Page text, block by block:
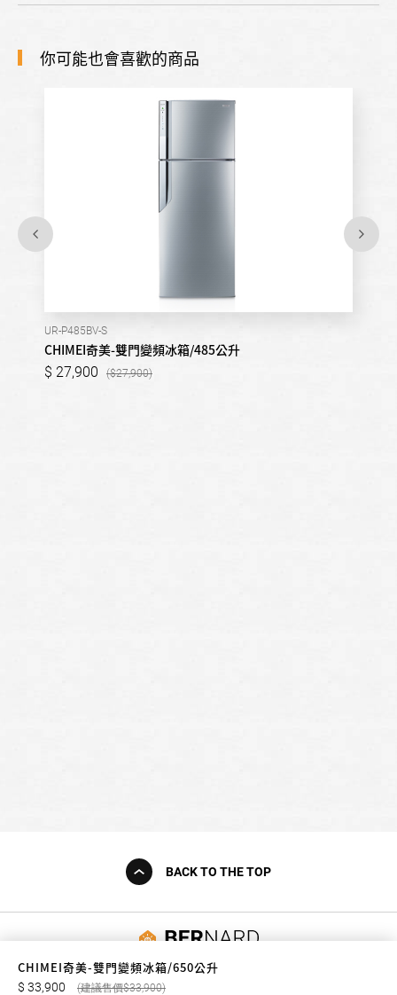
CHIMEI奇美-雙門變頻冰箱/650公升
33,900 33,900
你可能也會喜歡的商品
UR-P485BV-S
CHIMEI奇美-雙門變頻冰箱/485公升
27,900 27,900
BACK TO THE TOP
友誠購物